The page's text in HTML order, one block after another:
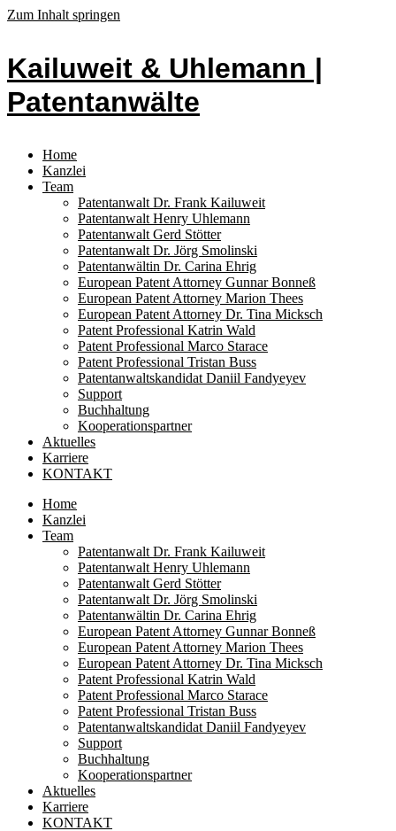
Zum Inhalt springen
Kailuweit & Uhlemann |
Patentanwälte
Home
Kanzlei
Team
Patentanwalt Dr. Frank Kailuweit
Patentanwalt Henry Uhlemann
Patentanwalt Gerd Stötter
Patentanwalt Dr. Jörg Smolinski
Patentanwältin Dr. Carina Ehrig
European Patent Attorney Gunnar Bonneß
European Patent Attorney Marion Thees
European Patent Attorney Dr. Tina Micksch
Patent Professional Katrin Wald
Patent Professional Marco Starace
Patent Professional Tristan Buss
Patentanwaltskandidat Daniil Fandyeyev
Support
Buchhaltung
Kooperationspartner
Aktuelles
Karriere
KONTAKT
Home
Kanzlei
Team
Patentanwalt Dr. Frank Kailuweit
Patentanwalt Henry Uhlemann
Patentanwalt Gerd Stötter
Patentanwalt Dr. Jörg Smolinski
Patentanwältin Dr. Carina Ehrig
European Patent Attorney Gunnar Bonneß
European Patent Attorney Marion Thees
European Patent Attorney Dr. Tina Micksch
Patent Professional Katrin Wald
Patent Professional Marco Starace
Patent Professional Tristan Buss
Patentanwaltskandidat Daniil Fandyeyev
Support
Buchhaltung
Kooperationspartner
Aktuelles
Karriere
KONTAKT